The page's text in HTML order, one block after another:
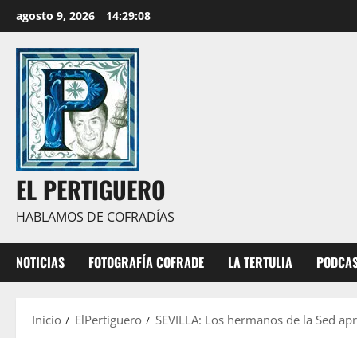
al
contenido
agosto 9, 2026 14:29:09
EL PERTIGUERO
HABLAMOS DE COFRADÍAS
NOTICIAS FOTOGRAFÍA COFRADE LA TERTULIA
Inicio ElPertiguero SEVILLA: Los hermanos de la Sed